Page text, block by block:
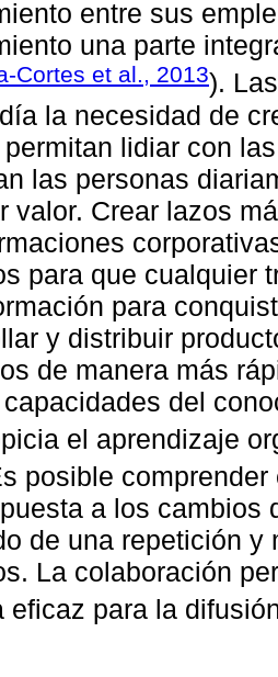
entre sus
una parte
Cortes et al., 2013).
la necesidad de
lidiar con
las personas
valor. Crear lazos
para que cualquier
para
y distribuir
de manera más
del
el aprendizaje
posible
a los cambios
de una repetición
La colaboración
eficaz para la